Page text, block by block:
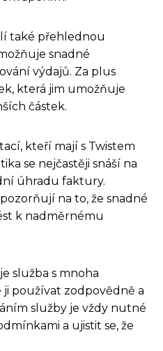
také přehlednou
snadné
výdajů. Za plus
která jim umožňuje
částek.
kteří mají s Twistem
se nejčastěji snáší na
úhradu faktury.
na to, že snadné
k nadměrnému
služba s mnoha
ji používat zodpovědně a
služby je vždy nutné
a ujistit se, že